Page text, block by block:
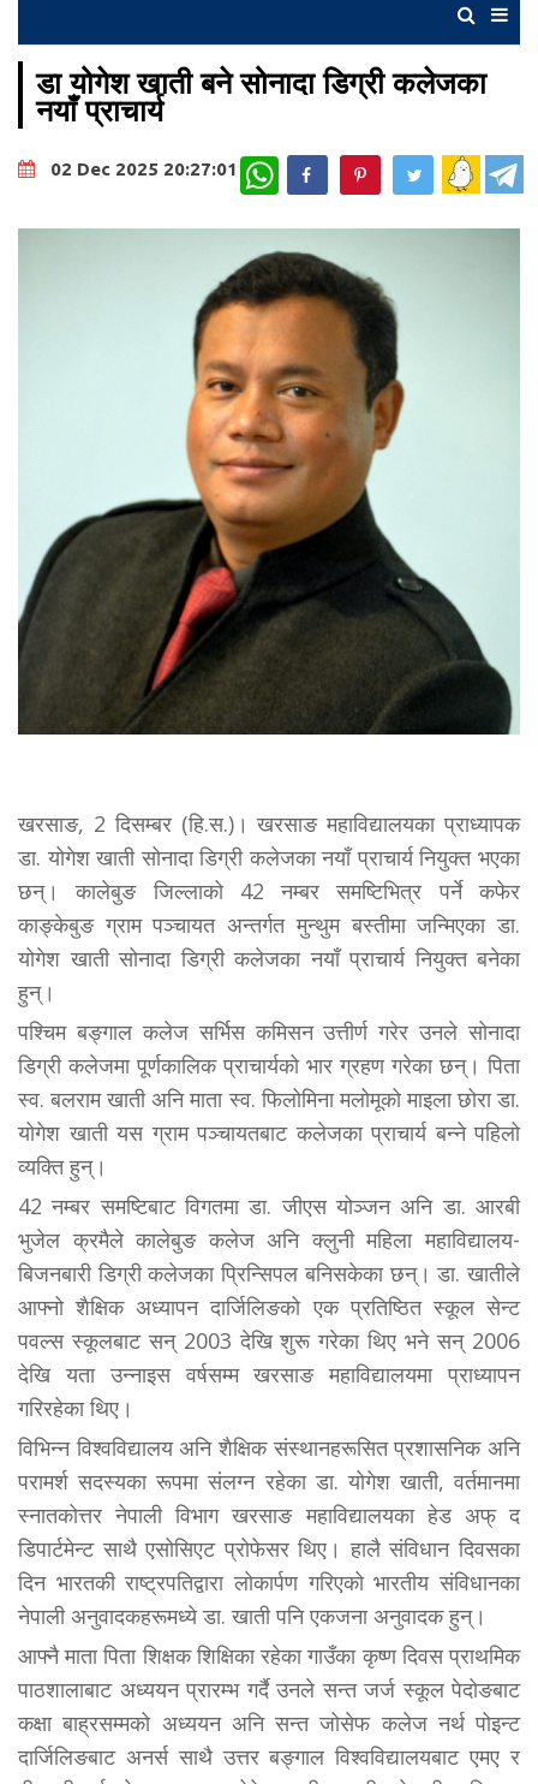
डा योगेश खाती बने सोनादा डिग्री कलेजका
नयाँ प्राचार्य
02 Dec 2025 20:27:01 WhatsApp
खरसाङ, 2 दिसम्बर (हि.स.)। खरसाङ महाविद्यालयका प्राध्यापक
डा. योगेश खाती सोनादा डिग्री कलेजका नयाँ प्राचार्य नियुक्त भएका
छन्। कालेबुङ जिल्लाको 42 नम्बर समष्टिभित्र पर्ने कफेर
काङ्केबुङ ग्राम पञ्चायत अन्तर्गत मुन्थुम बस्तीमा जन्मिएका डा.
योगेश खाती सोनादा डिग्री कलेजका नयाँ प्राचार्य नियुक्त बनेका
हुन्।
पश्चिम बङ्गाल कलेज सर्भिस कमिसन उत्तीर्ण गरेर उनले सोनादा
डिग्री कलेजमा पूर्णकालिक प्राचार्यको भार ग्रहण गरेका छन्। पिता
स्व. बलराम खाती अनि माता स्व. फिलोमिना मलोमूको माइला छोरा डा.
योगेश खाती यस ग्राम पञ्चायतबाट कलेजका प्राचार्य बन्ने पहिलो
व्यक्ति हुन्।
42 नम्बर समष्टिबाट विगतमा डा. जीएस योञ्जन अनि डा. आरबी
भुजेल क्रमैले कालेबुङ कलेज अनि क्लुनी महिला महाविद्यालय-
बिजनबारी डिग्री कलेजका प्रिन्सिपल बनिसकेका छन्। डा. खातीले
आफ्नो शैक्षिक अध्यापन दार्जिलिङको एक प्रतिष्ठित स्कूल सेन्ट
पवल्स स्कूलबाट सन् 2003 देखि शुरू गरेका थिए भने सन् 2006
देखि यता उन्नाइस वर्षसम्म खरसाङ महाविद्यालयमा प्राध्यापन
गरिरहेका थिए।
विभिन्न विश्वविद्यालय अनि शैक्षिक संस्थानहरूसित प्रशासनिक अनि
परामर्श सदस्यका रूपमा संलग्न रहेका डा. योगेश खाती, वर्तमानमा
स्नातकोत्तर नेपाली विभाग खरसाङ महाविद्यालयका हेड अफ् द
डिपार्टमेन्ट साथै एसोसिएट प्रोफेसर थिए। हालै संविधान दिवसका
दिन भारतकी राष्ट्रपतिद्वारा लोकार्पण गरिएको भारतीय संविधानका
नेपाली अनुवादकहरूमध्ये डा. खाती पनि एकजना अनुवादक हुन्।
आफ्नै माता पिता शिक्षक शिक्षिका रहेका गाउँका कृष्ण दिवस प्राथमिक
पाठशालाबाट अध्ययन प्रारम्भ गर्दै उनले सन्त जर्ज स्कूल पेदोङबाट
कक्षा बाह्रसम्मको अध्ययन अनि सन्त जोसेफ कलेज नर्थ पोइन्ट
दार्जिलिङबाट अनर्स साथै उत्तर बङ्गाल विश्वविद्यालयबाट एमए र